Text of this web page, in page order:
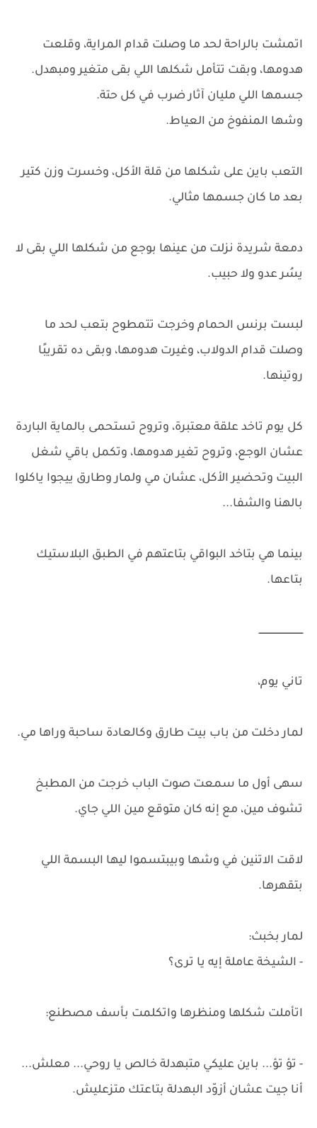
اتمشت بالراحة لحد ما وصلت قدام المراية، وقلعت
هدومها، وبقت تتأمل شكلها اللي بقى متغير ومبهدل.
جسمها اللي مليان آثار ضرب في كل حتة.
وشها المنفوخ من العياط.
التعب باين على شكلها من قلة الأكل، وخسرت وزن كتير
بعد ما كان جسمها مثالي.
دمعة شريدة نزلت من عينها بوجع من شكلها اللي بقى لا
يسُر عدو ولا حبيب.
لبست برنس الحمام وخرجت تتمطوح بتعب لحد ما
وصلت قدام الدولاب، وغيرت هدومها، وبقى ده تقريبًا
روتينها.
كل يوم تاخد علقة معتبرة، وتروح تستحمى بالماية الباردة
عشان الوجع، وتروح تغير هدومها، وتكمل باقي شغل
البيت وتحضير الأكل، عشان مي ولمار وطارق ييجوا ياكلوا
بالهنا والشفا...
بينما هي بتاخد البواقي بتاعتهم في الطبق البلاستيك
بتاعها.
ـــــــــــــــــــــــــــــــ
تاني يوم،
لمار دخلت من باب بيت طارق وكالعادة ساحبة وراها مي.
سهى أول ما سمعت صوت الباب خرجت من المطبخ
تشوف مين، مع إنه كان متوقع مين اللي جاي.
لاقت الاتنين في وشها وبيبتسموا ليها البسمة اللي
بتقهرها.
لمار بخبث:
- الشيخة عاملة إيه يا ترى؟
اتأملت شكلها ومنظرها واتكلمت بأسف مصطنع:
- تؤ تؤ... باين عليكي متبهدلة خالص يا روحي... معلش...
أنا جيت عشان أزوّد البهدلة بتاعتك متزعليش.